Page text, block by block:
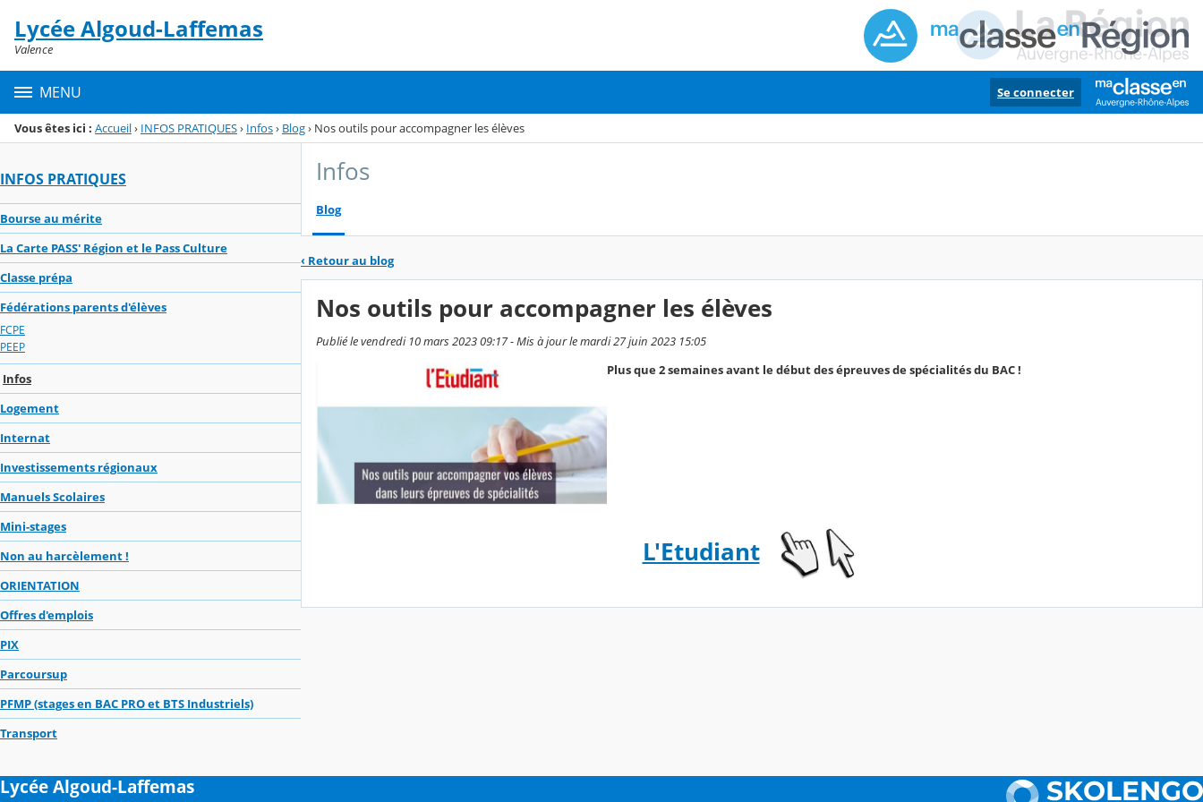
Menu de la rubrique
Contenu
Lycée Algoud-Laffemas
Valence
MENU Se connecter
Vous êtes ici : Accueil› INFOS PRATIQUES› Infos› Blog› Nos outils pour accompagner les élèves
INFOS PRATIQUES
Bourse au mérite
La Carte PASS' Région et le Pass Culture
Classe prépa
Fédérations parents d'élèves
FCPE
PEEP
Infos
Logement
Internat
Investissements régionaux
Manuels Scolaires
Mini-stages
Non au harcèlement !
ORIENTATION
Offres d'emplois
PIX
Parcoursup
PFMP (stages en BAC PRO et BTS Industriels)
Transport
Infos
Blog
‹ Retour au blog
Nos outils pour accompagner les élèves
Publié le vendredi 10 mars 2023 09:17 - Mis à jour le mardi 27 juin 2023 15:05
Plus que 2 semaines avant le début des épreuves de spécialités du BAC !
L'Etudiant
Lycée Algoud-Laffemas